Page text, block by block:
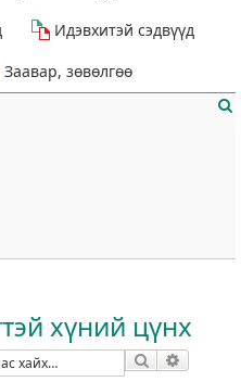
Идэвхитэй сэдвүүд
Заавар, зөвөлгөө
хүний цүнх
Хайлт